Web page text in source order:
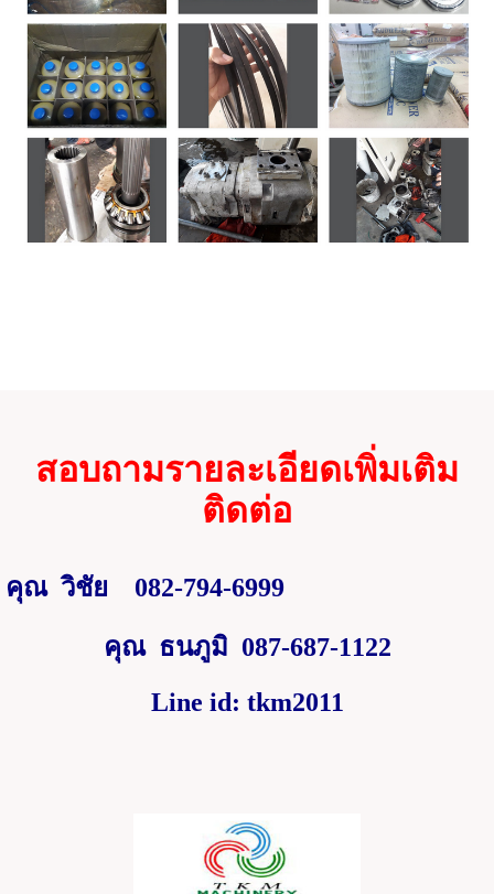
สอบถามรายละเอียดเพิ่มเติม
ติดต่อ
คุณ วิชัย 082-794-6999
คุณ ธนภูมิ 087-687-1122
Line id: tkm2011